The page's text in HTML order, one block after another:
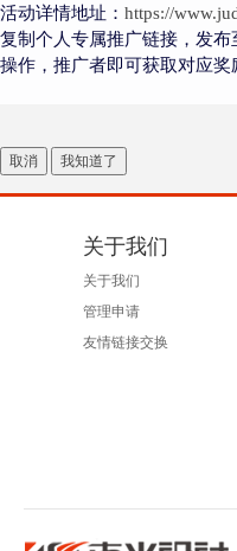
活动详情地址： https://
复制个人专属推广链接，发
操作，推广者即可获取对应奖
取消 我知道了
关于我们
关于我们
管理申请
友情链接交换